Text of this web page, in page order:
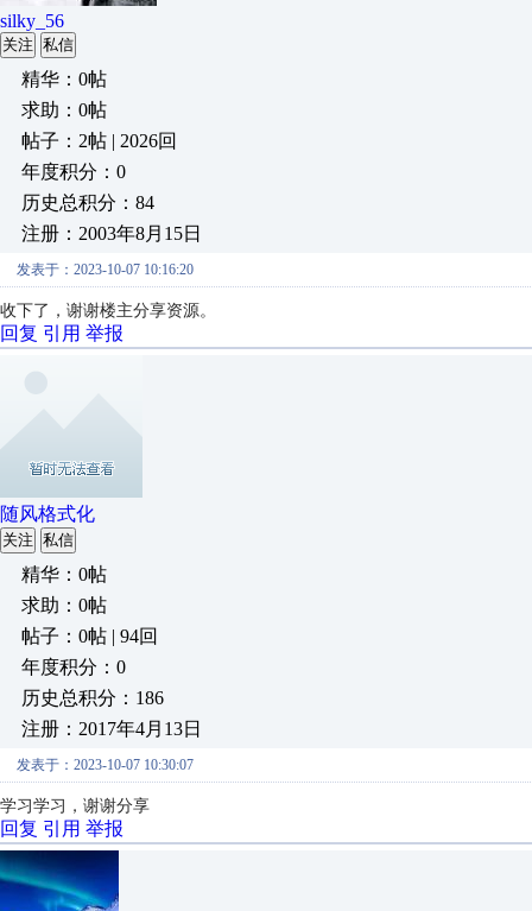
silky_56
关注 私信
精华：0帖
求助：0帖
帖子：2帖 | 2026回
年度积分：0
历史总积分：84
注册：2003年8月15日
发表于：2023-10-07 10:16:20
收下了， 谢谢楼主分享资源。
回复 引用 举报
随风格式化
关注 私信
精华：0帖
求助：0帖
帖子：0帖 | 94回
年度积分：0
历史总积分：186
注册：2017年4月13日
发表于：2023-10-07 10:30:07
学习学习，谢谢分享
回复 引用 举报